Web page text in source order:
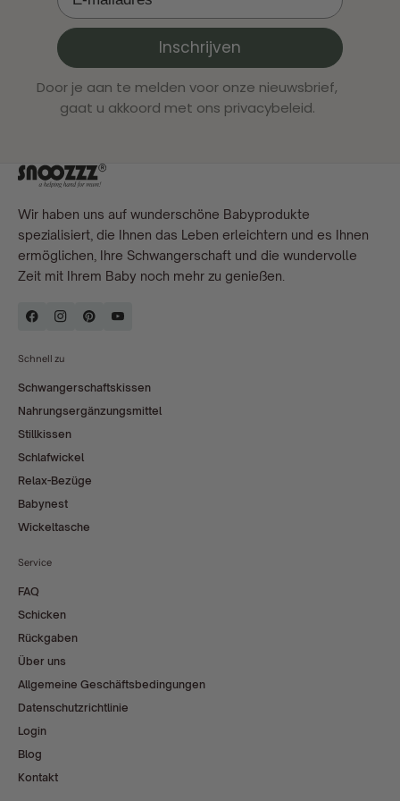
Inschrijven
Door je aan te melden voor onze nieuwsbrief,
gaat u akkoord met ons privacybeleid.
Wir haben uns auf wunderschöne Babyprodukte
spezialisiert, die Ihnen das Leben erleichtern und es Ihnen
ermöglichen, Ihre Schwangerschaft und die wundervolle
Zeit mit Ihrem Baby noch mehr zu genießen.
Schnell zu
Schwangerschaftskissen
Nahrungsergänzungsmittel
Stillkissen
Schlafwickel
Relax-Bezüge
Babynest
Wickeltasche
Service
FAQ
Schicken
Rückgaben
Über uns
Allgemeine Geschäftsbedingungen
Datenschutzrichtlinie
Login
Blog
Kontakt